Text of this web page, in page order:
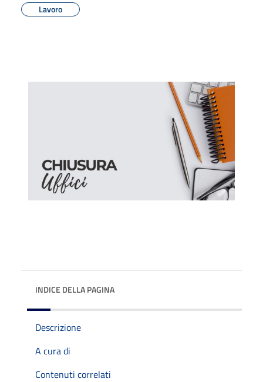
Lavoro
INDICE DELLA PAGINA
Descrizione
A cura di
Contenuti correlati